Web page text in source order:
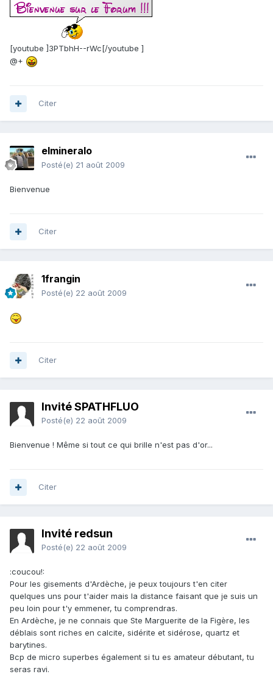
[youtube ]3PTbhH--rWc[/youtube ]
@+
Citer
elmineralo
Posté(e) 21 août 2009
Bienvenue
Citer
1frangin
Posté(e) 22 août 2009
Citer
Invité SPATHFLUO
Posté(e) 22 août 2009
Bienvenue ! Même si tout ce qui brille n'est pas d'or...
Citer
Invité redsun
Posté(e) 22 août 2009
:coucou!:
Pour les gisements d'Ardèche, je peux toujours t'en citer
quelques uns pour t'aider mais la distance faisant que je suis un
peu loin pour t'y emmener, tu comprendras.
En Ardèche, je ne connais que Ste Marguerite de la Figère, les
déblais sont riches en calcite, sidérite et sidérose, quartz et
barytines.
Bcp de micro superbes également si tu es amateur débutant, tu
seras ravi.